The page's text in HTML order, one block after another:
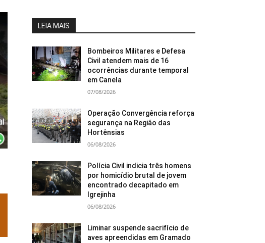
LEIA MAIS
Bombeiros Militares e Defesa
Civil atendem mais de 16
ocorrências durante temporal
em Canela
07/08/2026
Operação Convergência reforça
segurança na Região das
Hortênsias
06/08/2026
Polícia Civil indicia três homens
por homicídio brutal de jovem
encontrado decapitado em
Igrejinha
06/08/2026
Liminar suspende sacrifício de
aves apreendidas em Gramado